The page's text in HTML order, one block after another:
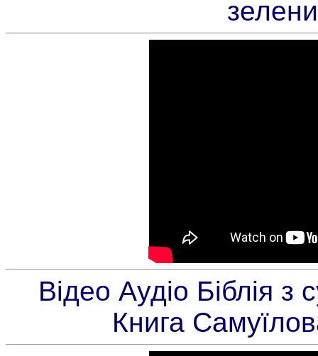
Відео Аудіо Біблія
Книга